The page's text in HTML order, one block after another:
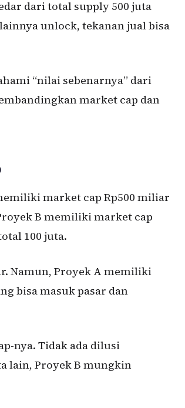
dari total supply 500 juta
unlock, tekanan jual bisa
“nilai sebenarnya” dari
market cap dan
market cap Rp500 miliar
B memiliki market cap
100 juta.
Namun, Proyek A memiliki
bisa masuk pasar dan
nya. Tidak ada dilusi
lain, Proyek B mungkin